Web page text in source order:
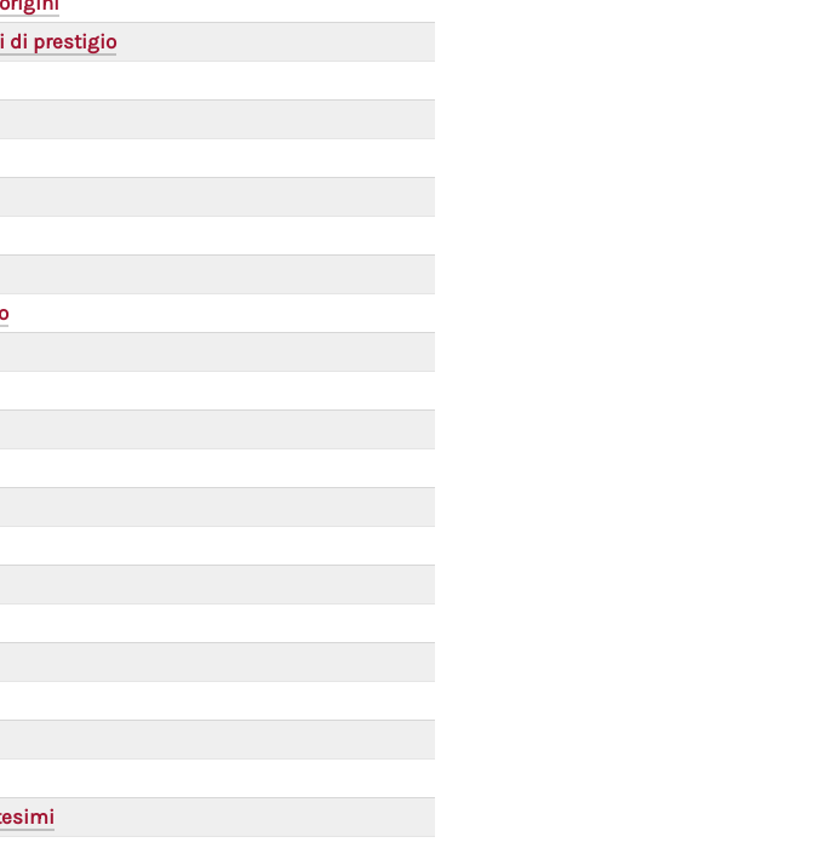
di prestigio